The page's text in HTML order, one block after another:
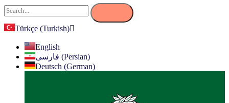
Türkçe (Turkish)
English
فارسی (Persian)
Deutsch (German)